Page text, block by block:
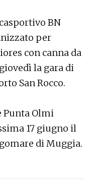
BN
per
con canna da
la gara di
San Rocco.
Punta Olmi
17 giugno il
di Muggia.